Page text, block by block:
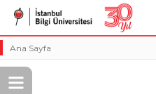
Ana Sayfa